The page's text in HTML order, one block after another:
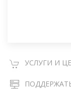
УСЛУГИ И